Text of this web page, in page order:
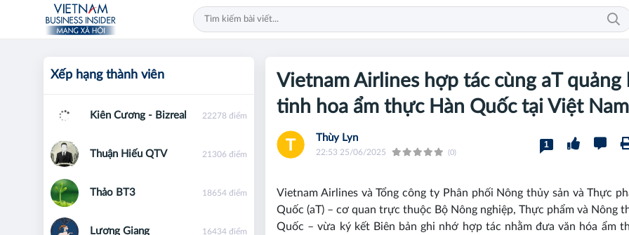
Vietnam Airlines hợp tác cùng aT quảng
tinh hoa ẩm thực Hàn Quốc tại Việt Nam
Thùy Lyn
22:53 25/06/2025 (0)
1
Vietnam Airlines và Tổng công ty Phân phối Nông thủy sản và Thực
Quốc (aT) – cơ quan trực thuộc Bộ Nông nghiệp, Thực phẩm và Nông
Quốc – vừa ký kết Biên bản ghi nhớ hợp tác nhằm đưa văn hóa ẩm
Xếp hạng thành viên
Kiên Cương - Bizreal 22278 điểm
Thuận Hiếu QTV 21306 điểm
Thảo BT3 18654 điểm
Lương Giang 16434 điểm